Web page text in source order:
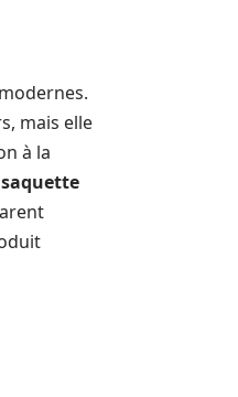
mais elle
à la
saquette